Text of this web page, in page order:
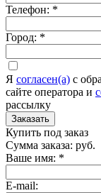
Телефон: *
Город: *
Я согласен(а) c
сайте оператора и
рассылку
Заказать
Купить под заказ
Сумма заказа: руб.
Ваше имя: *
E-mail: